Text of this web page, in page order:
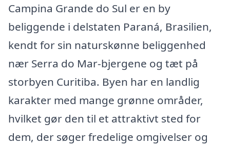
Campina Grande do Sul er en by
beliggende i delstaten Paraná, Brasilien,
kendt for sin naturskønne beliggenhed
nær Serra do Mar-bjergene og tæt på
storbyen Curitiba. Byen har en landlig
karakter med mange grønne områder,
hvilket gør den til et attraktivt sted for
dem, der søger fredelige omgivelser og